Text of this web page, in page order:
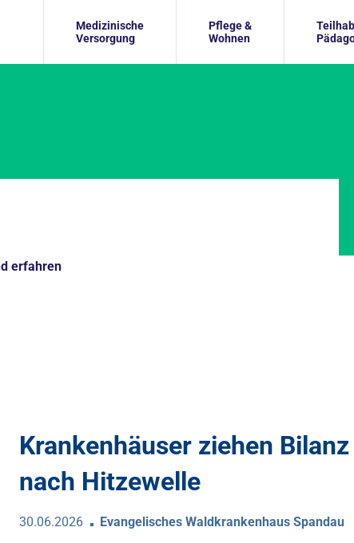
Medizinische
Versorgung
Pflege &
Wohnen
erfahren
Krankenhäuser ziehen Bilanz
nach Hitzewelle
30.06.2026
Evangelisches Waldkrankenhaus Spandau